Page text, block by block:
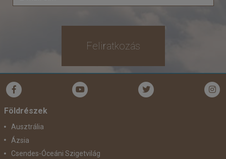
Feliratkozás
Földrészek
Ausztrália
Ázsia
Csendes-Óceáni Szigetvilág